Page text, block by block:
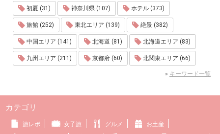
初夏 (31) 神奈川県 (107) ホテル (373)
旅館 (252) 東北エリア (139) 絶景 (382)
中国エリア (141) 北海道 (81) 北海道エリア (83)
九州エリア (211) 京都府 (60) 北関東エリア (66)
» キーワード一覧
カテゴリ
旅レポ 女子旅 グルメ お土産